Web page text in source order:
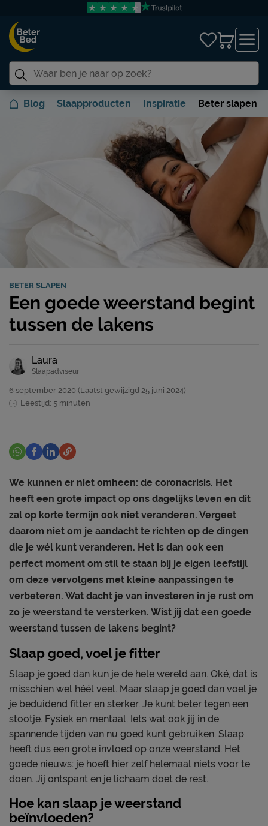
Blog Slaapproducten Inspiratie Beter slapen
BETER SLAPEN
Een goede weerstand begint
tussen de lakens
Laura
Slaapadviseur
6 september 2020 (Laatst gewijzigd 25 juni 2024)
Leestijd: 5 minuten
We kunnen er niet omheen: de coronacrisis. Het
heeft een grote impact op ons dagelijks leven en dit
zal op korte termijn ook niet veranderen. Vergeet
daarom niet om je aandacht te richten op de dingen
die je wél kunt veranderen. Het is dan ook een
perfect moment om stil te staan bij je eigen leefstijl
om deze vervolgens met kleine aanpassingen te
verbeteren. Wat dacht je van investeren in je rust om
zo je weerstand te versterken. Wist jij dat een goede
weerstand tussen de lakens begint?
Slaap goed, voel je fitter
Slaap je goed dan kun je de hele wereld aan. Oké, dat is
misschien wel héél veel. Maar slaap je goed dan voel je
je beduidend fitter en sterker. Je kunt beter tegen een
stootje. Fysiek en mentaal. Iets wat ook jij in de
spannende tijden van nu goed kunt gebruiken. Slaap
heeft dus een grote invloed op onze weerstand. Het
goede nieuws: je hoeft hier zelf helemaal niets voor te
doen. Jij ontspant en je lichaam doet de rest.
Hoe kan slaap je weerstand
beïnvloeden?